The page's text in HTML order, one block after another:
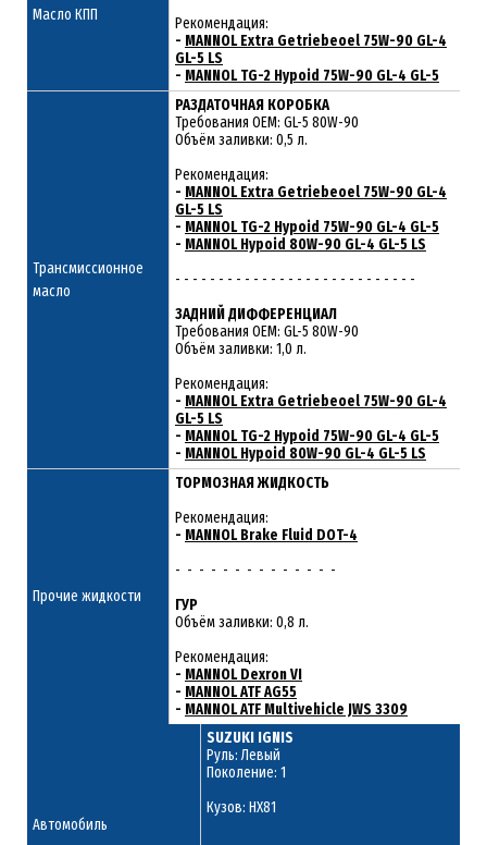
Масло КПП
Рекомендация:
- MANNOL Extra Getriebeoel 75W-90 GL-4
GL-5 LS
- MANNOL TG-2 Hypoid 75W-90 GL-4 GL-5
Трансмиссионное
масло
РАЗДАТОЧНАЯ КОРОБКА
Требования OEM: GL-5 80W-90
Объём заливки: 0,5 л.
Рекомендация:
- MANNOL Extra Getriebeoel 75W-90 GL-4
GL-5 LS
- MANNOL TG-2 Hypoid 75W-90 GL-4 GL-5
- MANNOL Hypoid 80W-90 GL-4 GL-5 LS
- - - - - - - - - - - - - - - - - - - - - - - - - - - -
ЗАДНИЙ ДИФФЕРЕНЦИАЛ
Требования OEM: GL-5 80W-90
Объём заливки: 1,0 л.
Рекомендация:
- MANNOL Extra Getriebeoel 75W-90 GL-4
GL-5 LS
- MANNOL TG-2 Hypoid 75W-90 GL-4 GL-5
- MANNOL Hypoid 80W-90 GL-4 GL-5 LS
Прочие жидкости
ТОРМОЗНАЯ ЖИДКОСТЬ
Рекомендация:
- MANNOL Brake Fluid DOT-4
- - - - - - - - - - - - - -
ГУР
Объём заливки: 0,8 л.
Рекомендация:
- MANNOL Dexron VI
- MANNOL ATF AG55
- MANNOL ATF Multivehicle JWS 3309
Автомобиль
SUZUKI IGNIS
Руль: Левый
Поколение: 1
Кузов: HX81